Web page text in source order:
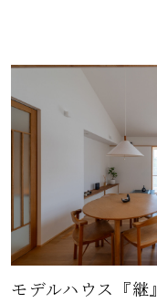
モデルハウス『継』